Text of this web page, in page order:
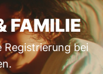
FAMILIE
bei